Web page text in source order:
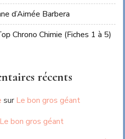
d’Aimée Barbera
Chrono Chimie (Fiches 1 à 5)
récents
surLe bon gros géant
Le bon gros géant